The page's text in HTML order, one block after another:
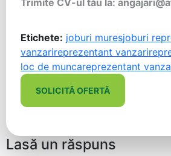
Trimite CV-ul tău la:
Etichete: joburi muresjoburi
vanzarireprezentant vanzari
loc de muncareprezentant
SOLICITĂ OFERTĂ
Lasă un răspuns